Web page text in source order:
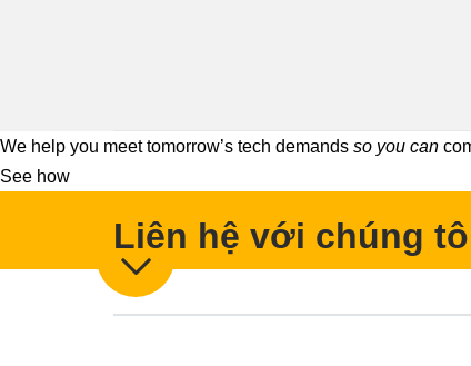
We help you meet tomorrow’s tech demands so you can
See how
Liên hệ với chúng